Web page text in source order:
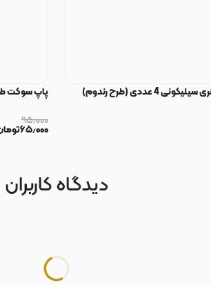
4 عددی (طرح رندوم)
پاپ سوکت
۹۵٫۰۰۰
۶۵٫۰۰۰
دیدگاه کاربران